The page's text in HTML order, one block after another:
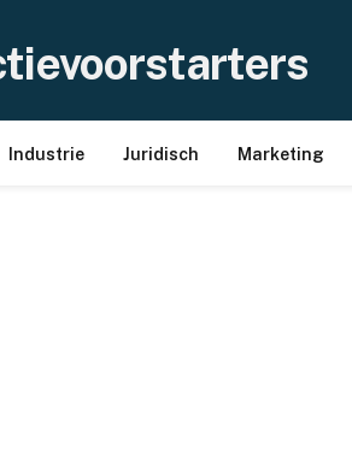
Industrie Juridisch Marketing